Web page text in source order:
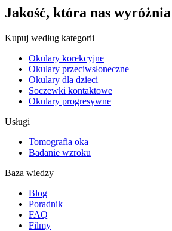
Jakość, która nas wyróżnia
Kupuj według kategorii
Okulary korekcyjne
Okulary przeciwsłoneczne
Okulary dla dzieci
Soczewki kontaktowe
Okulary progresywne
Usługi
Tomografia oka
Badanie wzroku
Baza wiedzy
Blog
Poradnik
FAQ
Filmy